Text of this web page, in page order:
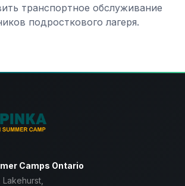
транспортное обслуживание
подросткового лагеря.
Camps Ontario